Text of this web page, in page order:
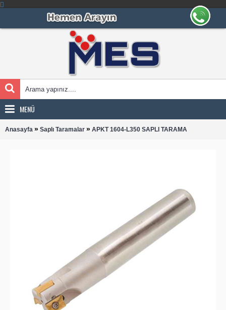
MENÜ
Anasayfa » Saplı Taramalar » APKT 1604-L350 SAPLI TARAMA